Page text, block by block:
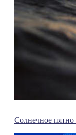
Солнечное